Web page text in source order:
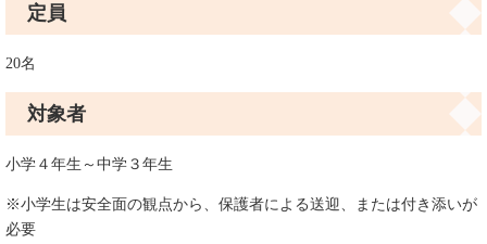
定員
20名
対象者
小学４年生～中学３年生
※小学生は安全面の観点から、保護者による送迎、または付き添いが
必要